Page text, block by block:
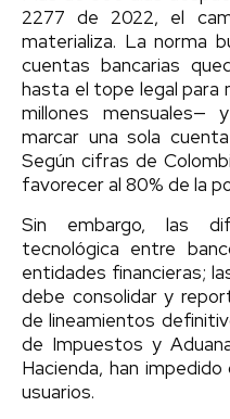
2277 de 2022, el
materializa. La norma
cuentas bancarias
hasta el tope legal para
millones mensuales—
marcar una sola
Según cifras de
favorecer al 80% de la
Sin embargo, las
tecnológica entre
entidades financieras;
debe consolidar y
de lineamientos
de Impuestos y
Hacienda, han
usuarios.